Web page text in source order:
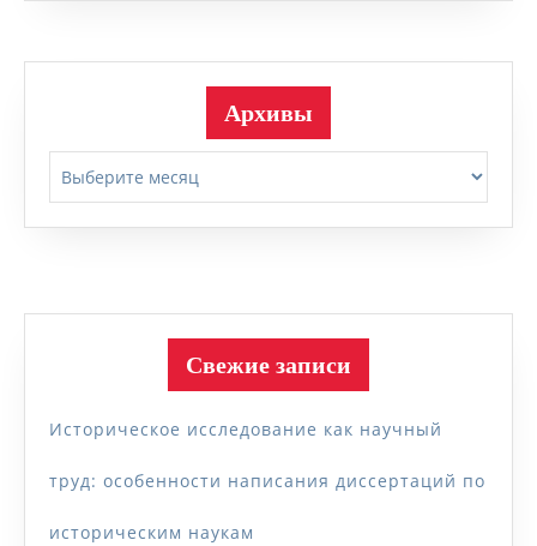
Архивы
Свежие записи
Историческое исследование как научный
труд: особенности написания диссертаций по
историческим наукам